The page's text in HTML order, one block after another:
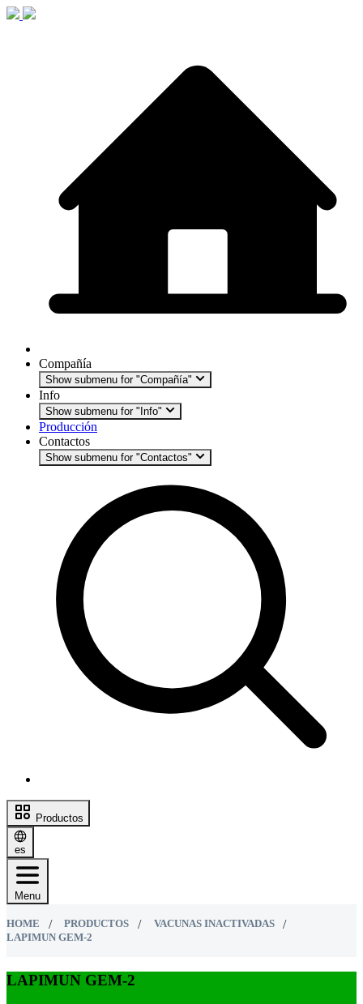
Compañía
Show submenu for "Compañía"
Info
Show submenu for "Info"
Producción
Contactos
Show submenu for "Contactos"
Productos
es
Menu
HOME PRODUCTOS
VACUNAS INACTIVADAS
LAPIMUN GEM-2
LAPIMUN GEM-2